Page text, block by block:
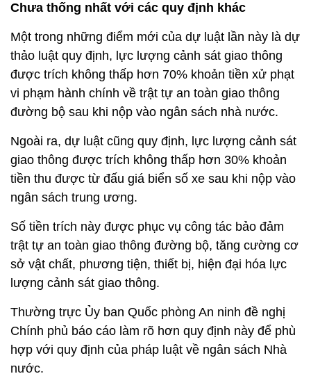
Chưa thống nhất với các quy định khác
Một trong những điểm mới của dự luật lần này là dự
thảo luật quy định, lực lượng cảnh sát giao thông
được trích không thấp hơn 70% khoản tiền xử phạt
vi phạm hành chính về trật tự an toàn giao thông
đường bộ sau khi nộp vào ngân sách nhà nước.
Ngoài ra, dự luật cũng quy định, lực lượng cảnh sát
giao thông được trích không thấp hơn 30% khoản
tiền thu được từ đấu giá biển số xe sau khi nộp vào
ngân sách trung ương.
Số tiền trích này được phục vụ công tác bảo đảm
trật tự an toàn giao thông đường bộ, tăng cường cơ
sở vật chất, phương tiện, thiết bị, hiện đại hóa lực
lượng cảnh sát giao thông.
Thường trực Ủy ban Quốc phòng An ninh đề nghị
Chính phủ báo cáo làm rõ hơn quy định này để phù
hợp với quy định của pháp luật về ngân sách Nhà
nước.